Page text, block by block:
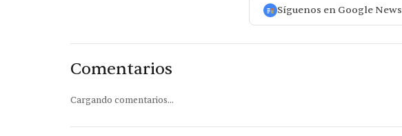
Síguenos en Google News
Comentarios
Cargando comentarios...